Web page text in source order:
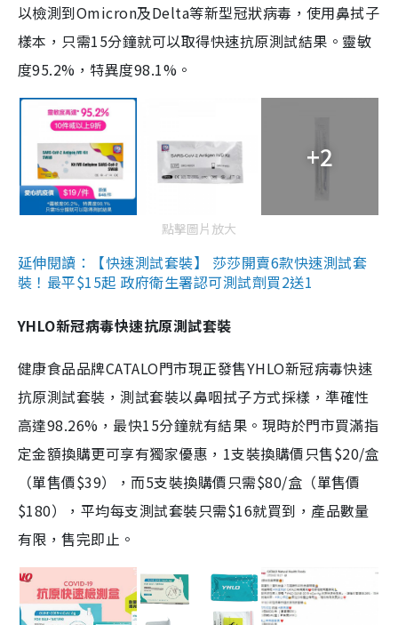
以檢測到Omicron及Delta等新型冠狀病毒，使用鼻拭子
樣本，只需15分鐘就可以取得快速抗原測試結果。靈敏
度95.2%，特異度98.1%。
+2
點擊圖片放大
延伸閱讀：【快速測試套裝】 莎莎開賣6款快速測試套
裝！最平$15起 政府衛生署認可測試劑買2送1
YHLO新冠病毒快速抗原測試套裝
健康食品品牌CATALO門市現正發售YHLO新冠病毒快速
抗原測試套裝，測試套裝以鼻咽拭子方式採樣，準確性
高達98.26%，最快15分鐘就有結果。現時於門市買滿指
定金額換購更可享有獨家優惠，1支裝換購價只售$20/盒
（單售價$39），而5支裝換購價只需$80/盒（單售價
$180），平均每支測試套裝只需$16就買到，產品數量
有限，售完即止。